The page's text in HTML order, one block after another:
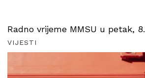
Radno vrijeme MMSU u petak,
VIJESTI